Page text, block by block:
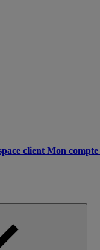
client Mon compte